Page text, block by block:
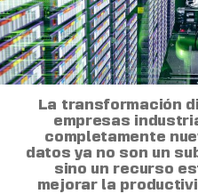
La transformación
empresas
completamente
datos ya no son un
sino un recurso
mejorar la